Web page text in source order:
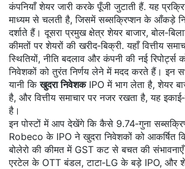
कंपनियाँ शेयर जारी करके पूँजी जुटाती हैं. यह
माध्यम से चलती है, जिसमेंसब्सक्रिप्शनके आँकड़े
दर्शाते हैं। दूसरा प्रमुख क्षेत्रशेयर बाजार,
कीमतों पर शेयरों की खरीद‑बिक्री. यहाँवित्तीय
स्थितियों, नीति बदलाव और कंपनी की नई रिपोर्ट्स
निवेशकों को तुरंत निर्णय लेने में मदद करते हैं। इन
यानी किखुदरा निवेशकIPO में भाग लेता है, शेयर
है, और वित्तीय समाचार पर नजर रखता है, यह
है।
इन पोस्टों में आप देखेंगे कि कैसे 9.74‑गुना
Robeco के IPO ने खुदरा निवेशकों को आकर्षित
बोलेरो की कीमत में GST कट से बचत की
एरटेल के OTT बंडल, टाटा‑LG के बड़े IPO, और